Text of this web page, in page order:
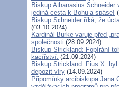
Biskup Athanasius
jediná cesta k Bohu a spáse!
Biskup Schneider říká, že
(03.10.2024)
Kardinál Burke varuje před
společnosti (28.09.2024)
Biskup Strickland: Popírání
kacířství. (21.09.2024)
Biskup Strickland: Pius X.
depozit víry (14.09.2024)
Připomínky arcibiskupa Jana